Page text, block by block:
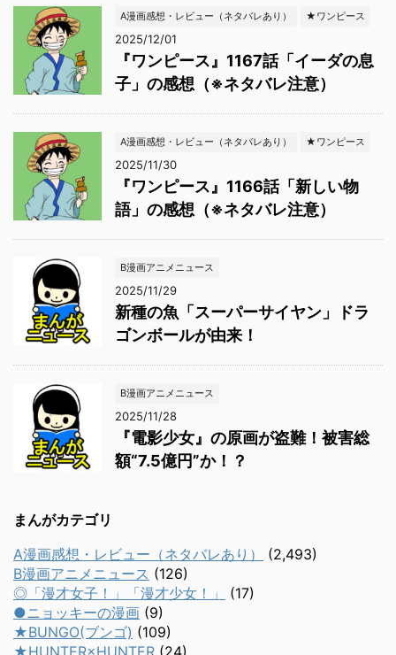
A漫画感想・レビュー（ネタバレあり） ★ワンピース
2025/12/01
『ワンピース』1167話「イーダの息
子」の感想（※ネタバレ注意）
A漫画感想・レビュー（ネタバレあり） ★ワンピース
2025/11/30
『ワンピース』1166話「新しい物
語」の感想（※ネタバレ注意）
B漫画アニメニュース
2025/11/29
新種の魚「スーパーサイヤン」ドラ
ゴンボールが由来！
B漫画アニメニュース
2025/11/28
『電影少女』の原画が盗難！被害総
額“7.5億円”か！？
まんがカテゴリ
A漫画感想・レビュー（ネタバレあり）
(2,493)
B漫画アニメニュース (126)
◎「漫才女子！」「漫才少女！」
(17)
●ニョッキーの漫画 (9)
★BUNGO(ブンゴ) (109)
★HUNTER×HUNTER (24)